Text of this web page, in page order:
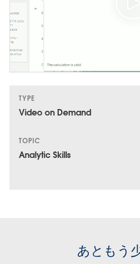
TYPE
Video on Demand
TOPIC
Analytic Skills
あともう